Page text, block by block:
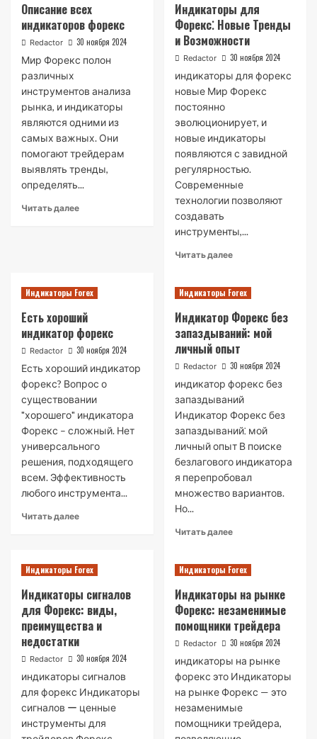
Полное
руководство
опыт
использования
индикаторов
для
Форекс
Описание всех
индикаторов форекс
Redactor 30 ноября 2024
Мир Форекс полон
различных
инструментов анализа
рынка, и индикаторы
являются одними из
самых важных. Они
помогают трейдерам
выявлять тренды,
определять...
Читать далееRead
форекс
Индикаторы для
Форекс⁚ Новые Тренды
и Возможности
Redactor 30 ноября 2024
индикаторы для форекс
новые Мир Форекс
постоянно
эволюционирует, и
новые индикаторы
появляются с завидной
регулярностью.
Современные
технологии позволяют
создавать
инструменты,...
Читать далееRead
Индикаторы
Форекс⁚
Новые
Тренды
и
Возможности
Индикаторы Forex
Есть хороший
индикатор форекс
Redactor 30 ноября 2024
Есть хороший индикатор
форекс? Вопрос о
существовании
"хорошего" индикатора
Форекс – сложный. Нет
универсального
решения, подходящего
всем. Эффективность
любого инструмента...
Читать далееRead
хороший
форекс
Индикаторы Forex
Индикатор Форекс без
запаздываний: мой
личный опыт
Redactor 30 ноября 2024
индикатор форекс без
запаздываний
Индикатор Форекс без
запаздываний⁚ мой
личный опыт В поиске
безлагового индикатора
я перепробовал
множество вариантов.
Но...
Читать далееRead
Индикатор
без
запаздываний:
мой
личный
Индикаторы Forex
Индикаторы сигналов
для Форекс: виды,
преимущества и
недостатки
Redactor 30 ноября 2024
индикаторы сигналов
для форекс Индикаторы
сигналов ー ценные
инструменты для
Индикаторы Forex
Индикаторы на рынке
Форекс: незаменимые
помощники трейдера
Redactor 30 ноября 2024
индикаторы на рынке
форекс это Индикаторы
на рынке Форекс — это
незаменимые
помощники трейдера,